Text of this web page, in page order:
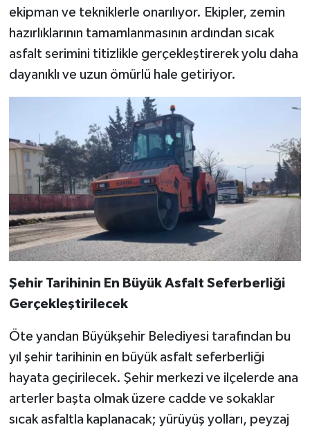
ekipman ve tekniklerle onarılıyor. Ekipler, zemin
hazırlıklarının tamamlanmasının ardından sıcak
asfalt serimini titizlikle gerçekleştirerek yolu daha
dayanıklı ve uzun ömürlü hale getiriyor.
Şehir Tarihinin En Büyük Asfalt Seferberliği
Gerçekleştirilecek
Öte yandan Büyükşehir Belediyesi tarafından bu
yıl şehir tarihinin en büyük asfalt seferberliği
hayata geçirilecek. Şehir merkezi ve ilçelerde ana
arterler başta olmak üzere cadde ve sokaklar
sıcak asfaltla kaplanacak; yürüyüş yolları, peyzaj